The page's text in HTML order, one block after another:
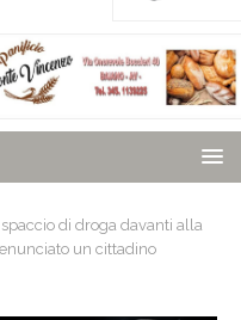
di droga davanti alla
un cittadino